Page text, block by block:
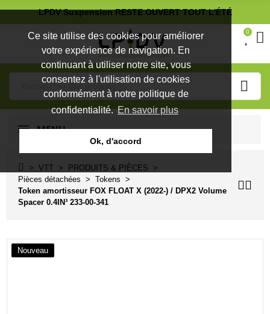
Ce site utilise des cookies pour améliorer
votre expérience de navigation. En
continuant à utiliser notre site, vous
consentez à l'utilisation de cookies
conformément à notre politique de
confidentialité.En savoir plus
Ok, d'accord
LPDV Suspension RESTE OUVERT TOUT L'ÉTÉ
0
MENU
VTT
PRODUITS & PIÈCES
Pièces détachées
Tokens
Token amortisseur FOX FLOAT X (2022-) / DPX2 Volume
Spacer 0.4IN³ 233-00-341
Nouveau